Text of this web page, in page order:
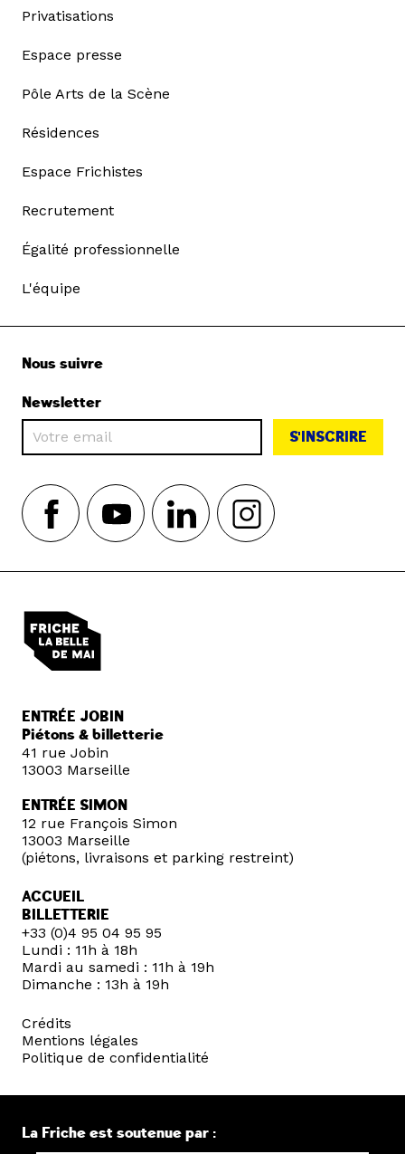
Privatisations
Espace presse
Pôle Arts de la Scène
Résidences
Espace Frichistes
Recrutement
Égalité professionnelle
L'équipe
Nous suivre
Newsletter
S'INSCRIRE
ENTRÉE JOBIN
Piétons & billetterie
41 rue Jobin
13003 Marseille
ENTRÉE SIMON
12 rue François Simon
13003 Marseille
(piétons, livraisons et parking restreint)
ACCUEIL
BILLETTERIE
+33 (0)4 95 04 95 95
Lundi : 11h à 18h
Mardi au samedi : 11h à 19h
Dimanche : 13h à 19h
Crédits
Mentions légales
Politique de confidentialité
La Friche est soutenue par :